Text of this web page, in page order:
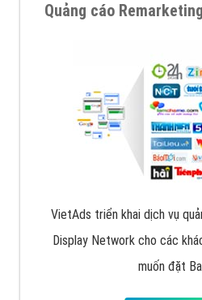
Quảng cáo Remarketing
VietAds triển khai dịch vụ
Display Network cho các
muốn đặt